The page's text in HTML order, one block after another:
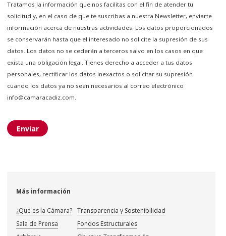
Tratamos la información que nos facilitas con el fin de atender tu
solicitud y, en el caso de que te suscribas a nuestra Newsletter, enviarte
información acerca de nuestras actividades. Los datos proporcionados
se conservarán hasta que el interesado no solicite la supresión de sus
datos. Los datos no se cederán a terceros salvo en los casos en que
exista una obligación legal. Tienes derecho a acceder a tus datos
personales, rectificar los datos inexactos o solicitar su supresión
cuando los datos ya no sean necesarios al correo electrónico
info@camaracadiz.com.
Enviar
Más información
¿Qué es la Cámara?
Sala de Prensa
Transparencia y Sostenibilidad
Fondos Estructurales